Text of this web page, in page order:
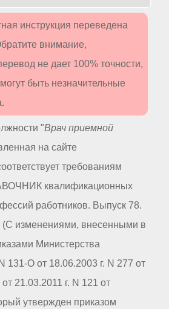
инструкция переведена
внимание,
не дает 100% точности,
быть незначительные
"Врач приемной
на сайте
требованиям
квалификационных
работников. Выпуск 78.
(С изменениями, внесенными в
Министерства
131-О от 18.06.2003 г. N 277 от
21.03.2011 г. N 121 от
утвержден приказом